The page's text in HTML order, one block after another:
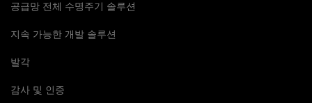
공급망 전체 수명주기 솔루션
지속 가능한 개발 솔루션
발각
감사 및 인증